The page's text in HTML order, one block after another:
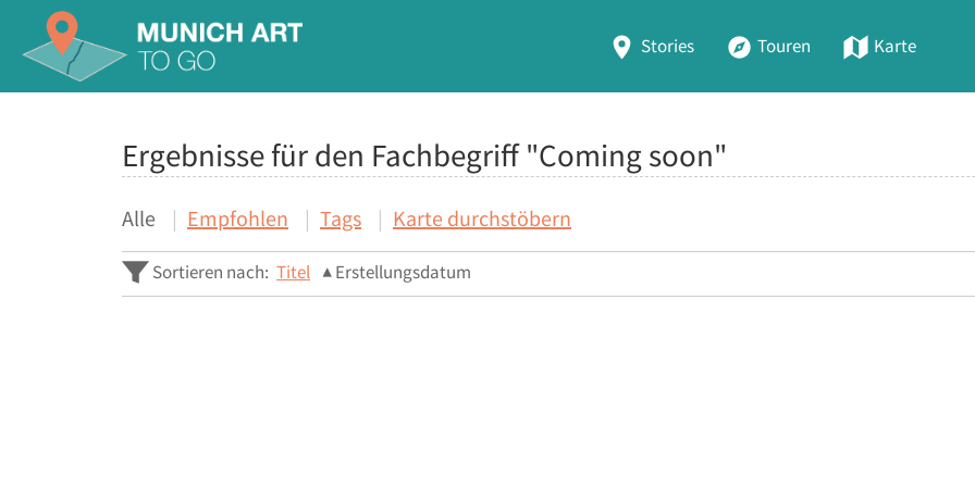
Stories Touren Karte
Ergebnisse für den Fachbegriff "Coming soon"
Alle Empfohlen Tags Karte durchstöbern
Sortieren nach: Titel Erstellungsdatum